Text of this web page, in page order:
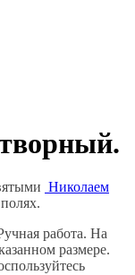
Николаем
работа. На
размере.